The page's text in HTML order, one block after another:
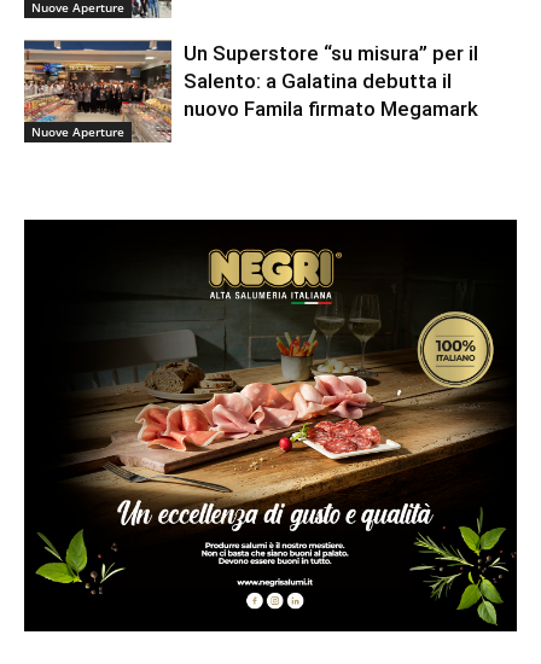
Nuove Aperture
Nuove Aperture
Un Superstore “su misura” per il
Salento: a Galatina debutta il
nuovo Famila firmato Megamark